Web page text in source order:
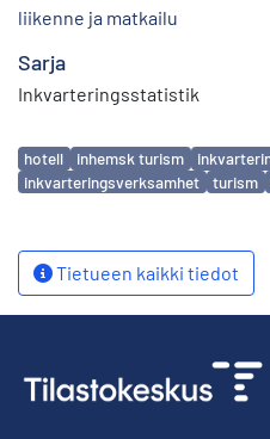
liikenne ja matkailu
Sarja
Inkvarteringsstatistik
Avainsanat
hotell inhemsk turism
inkvarteringsverksamhet
turism
Tietueen kaikki tiedot